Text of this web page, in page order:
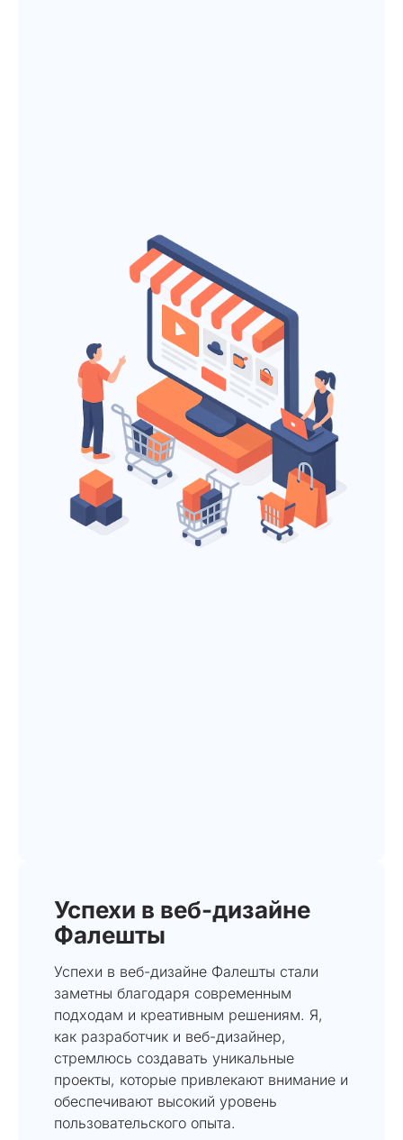
Успехи в веб-дизайне
Фалешты
Успехи в веб-дизайне Фалешты стали
заметны благодаря современным
подходам и креативным решениям. Я,
как разработчик и веб-дизайнер,
стремлюсь создавать уникальные
проекты, которые привлекают внимание и
обеспечивают высокий уровень
пользовательского опыта.